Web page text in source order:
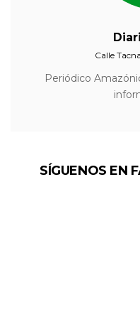
Calle
Periódico
SÍGUENOS EN